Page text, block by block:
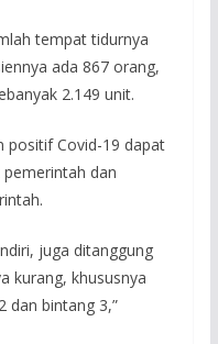
tempat tidurnya
ada 867 orang,
2.149 unit.
positif Covid-19 dapat
dan
juga ditanggung
kurang, khususnya
dan bintang 3,”